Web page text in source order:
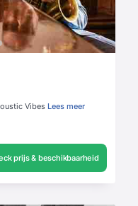
Vibes Lees meer
prijs & beschikbaarheid